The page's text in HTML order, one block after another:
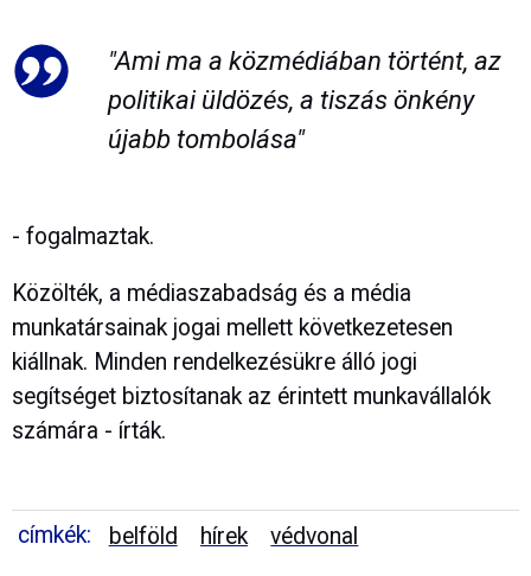
"Ami ma a közmédiában történt, az
politikai üldözés, a tiszás önkény
újabb tombolása"
- fogalmaztak.
Közölték, a médiaszabadság és a média
munkatársainak jogai mellett következetesen
kiállnak. Minden rendelkezésükre álló jogi
segítséget biztosítanak az érintett munkavállalók
számára - írták.
címkék: belföld hírek védvonal